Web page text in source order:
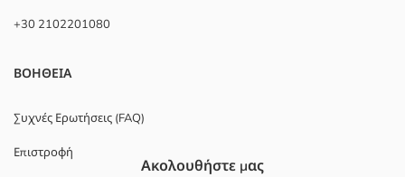
+30 2102201080
ΒΟΗΘΕΙΑ
Συχνές Ερωτήσεις (FAQ)
Επιστροφή
Ακολουθήστε μας